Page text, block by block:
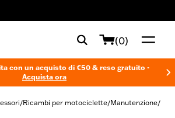
(0)
con un acquisto di €50 & reso gratuito -
Acquista ora
/Ricambi per motociclette/Manutenzione/